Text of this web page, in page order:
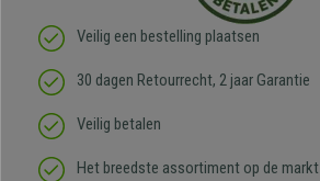
Veilig een bestelling plaatsen
30 dagen Retourrecht, 2 jaar Garantie
Veilig betalen
Het breedste assortiment op de markt